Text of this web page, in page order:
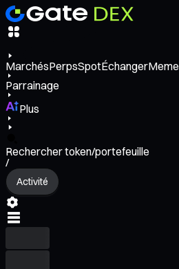
MarchésPerpsSpotÉchangerMeme
Parrainage
Plus
Rechercher token/portefeuille
/
Activité